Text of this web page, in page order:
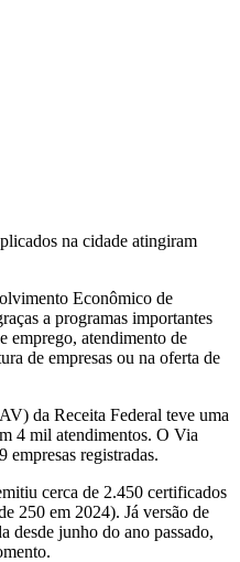
na cidade atingiram
Econômico de
a programas importantes
emprego, atendimento de
de empresas ou na oferta de
da Receita Federal teve uma
4 mil atendimentos. O Via
registradas.
cerca de 2.450 certificados
250 em 2024). Já versão de
desde junho do ano passado,